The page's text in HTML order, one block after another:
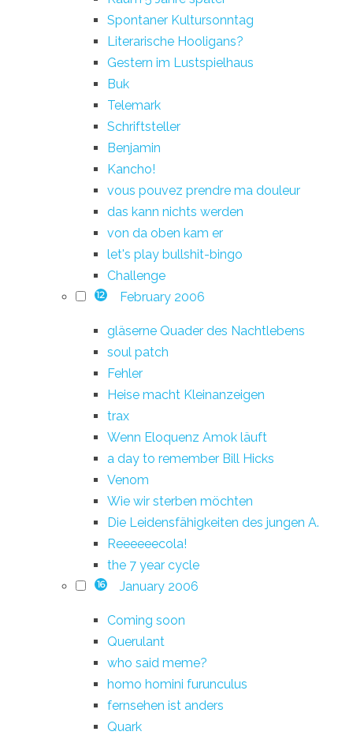
Spontaner Kultursonntag
Literarische Hooligans?
Gestern im Lustspielhaus
Buk
Telemark
Schriftsteller
Benjamin
Kancho!
vous pouvez prendre ma douleur
das kann nichts werden
von da oben kam er
let's play bullshit-bingo
Challenge
12 February 2006
gläserne Quader des Nachtlebens
soul patch
Fehler
Heise macht Kleinanzeigen
trax
Wenn Eloquenz Amok läuft
a day to remember Bill Hicks
Venom
Wie wir sterben möchten
Die Leidensfähigkeiten des jungen A.
Reeeeeecola!
the 7 year cycle
16 January 2006
Coming soon
Querulant
who said meme?
homo homini furunculus
fernsehen ist anders
Quark